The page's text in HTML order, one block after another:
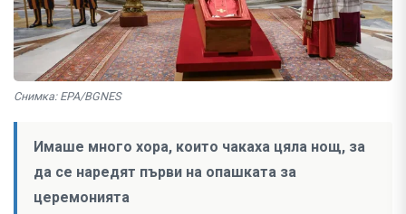
Снимка: EPA/BGNES
Имаше много хора, които чакаха цяла нощ, за
да се наредят първи на опашката за
церемонията